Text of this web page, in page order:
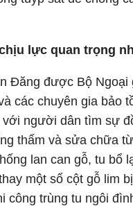
lực quan trọng
Đăng được Bộ
các chuyên gia bảo
người dân tìm sự
thấm và sửa chữa
lan can gỗ, tu bổ
một số cột gỗ lim
công trùng tu ngôi